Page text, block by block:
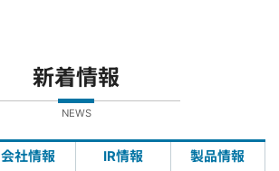
新着情報
NEWS
会社情報 IR情報 製品情報